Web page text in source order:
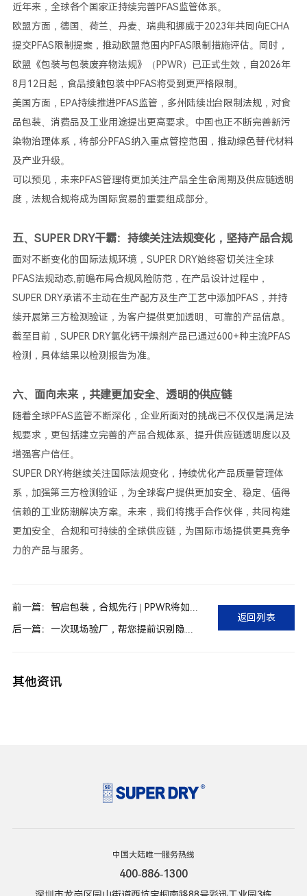
近年来，全球各个国家正持续完善PFAS监管体系。
欧盟方面，德国、荷兰、丹麦、瑞典和挪威于2023年共同向ECHA
提交PFAS限制提案，推动欧盟范围内PFAS限制措施评估。同时，
欧盟《包装与包装废弃物法规》（PPWR）已正式生效，自2026年
8月12日起，食品接触包装中PFAS将受到更严格限制。
美国方面，EPA持续推进PFAS监管，多州陆续出台限制法规，对食
品包装、消费品及工业用途提出更高要求。中国也正不断完善新污
染物治理体系，将部分PFAS纳入重点管控范围，推动绿色替代材料
及产业升级。
可以预见，未来PFAS管理将更加关注产品全生命周期及供应链透明
度，法规合规将成为国际贸易的重要组成部分。
五、SUPER DRY干霸：持续关注法规变化，坚持产品合规
面对不断变化的国际法规环境，SUPER DRY始终密切关注全球
PFAS法规动态,前瞻布局合规风险防范，在产品设计过程中，
SUPER DRY承诺不主动在生产配方及生产工艺中添加PFAS，并持
续开展第三方检测验证，为客户提供更加透明、可靠的产品信息。
截至目前，SUPER DRY氯化钙干燥剂产品已通过600+种主流PFAS
检测，具体结果以检测报告为准。
六、面向未来，共建更加安全、透明的供应链
随着全球PFAS监管不断深化，企业所面对的挑战已不仅仅是满足法
规要求，更包括建立完善的产品合规体系、提升供应链透明度以及
增强客户信任。
SUPER DRY将继续关注国际法规变化，持续优化产品质量管理体
系，加强第三方检测验证，为全球客户提供更加安全、稳定、值得
信赖的工业防潮解决方案。未来，我们将携手合作伙伴，共同构建
更加安全、合规和可持续的全球供应链，为国际市场提供更具竞争
力的产品与服务。
返回列表
其他资讯
中国大陆唯一服务热线
400-886-1300